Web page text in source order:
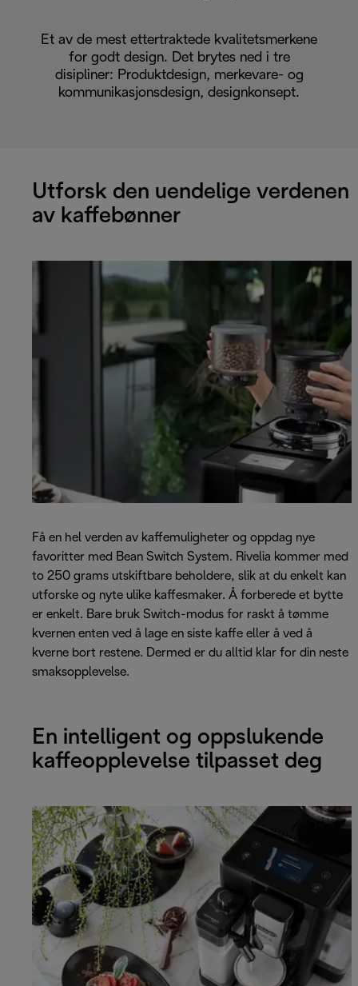
Et av de mest ettertraktede kvalitetsmerkene
for godt design. Det brytes ned i tre
disipliner: Produktdesign, merkevare- og
kommunikasjonsdesign, designkonsept.
Utforsk den uendelige verdenen
av kaffebønner
Få en hel verden av kaffemuligheter og oppdag nye
favoritter med Bean Switch System. Rivelia kommer med
to 250 grams utskiftbare beholdere, slik at du enkelt kan
utforske og nyte ulike kaffesmaker. Å forberede et bytte
er enkelt. Bare bruk Switch-modus for raskt å tømme
kvernen enten ved å lage en siste kaffe eller å ved å
kverne bort restene. Dermed er du alltid klar for din neste
smaksopplevelse.
En intelligent og oppslukende
kaffeopplevelse tilpasset deg